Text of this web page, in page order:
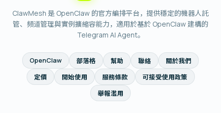
ClawMesh 是 OpenClaw 的官方編排平台，提供穩定的機器人託
管、頻道管理與實例擴縮容能力，適用於基於 OpenClaw 建構的
Telegram AI Agent。
OpenClaw 部落格 幫助 聯絡
關於我們
定價
開始使用 服務條款
可接受使用政策
舉報濫用